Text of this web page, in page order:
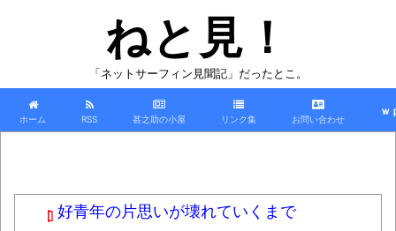
ねと見！
「ネットサーフィン見聞記」だったとこ。
ホーム RSS 甚之助の小屋 リンク集 お問い合わせ
ｗ
好青年の片思いが壊れていくまで